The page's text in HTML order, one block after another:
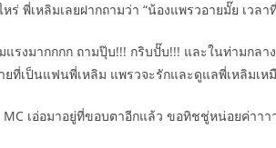
หร่ พี่เหลิมเลยฝากถามว่า “น้องแพรวอายมั๊ย เวล
รงมากกกก ถามปุ๊บ!!! กริบปั๊บ!!! และในท่ามกลา
ยที่เป็นแฟนพี่เหลิม แพรวจะรักและดูแลพี่เหลิมเ
MC เอ่อมาอยู่ที่ขอบตาอีกแล้ว ขอทิชชู่หน่อยค่าาา